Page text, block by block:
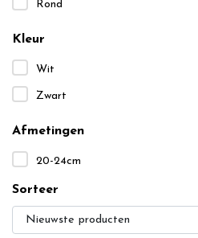
Rond
Kleur
Wit
Zwart
Afmetingen
20-24cm
Sorteer